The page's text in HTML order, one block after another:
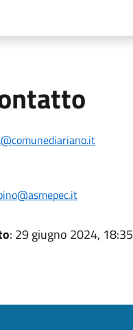
: 29 giugno 2024, 18:35